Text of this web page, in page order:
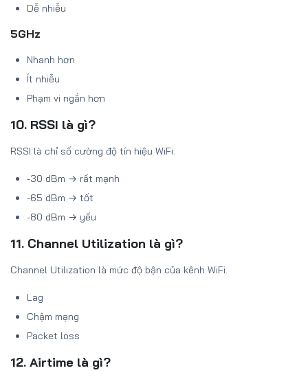
Dễ nhiễu
5GHz
Nhanh hơn
Ít nhiễu
Phạm vi ngắn hơn
10. RSSI là gì?
RSSI là chỉ số cường độ tín hiệu WiFi.
-30 dBm → rất mạnh
-65 dBm → tốt
-80 dBm → yếu
11. Channel Utilization là gì?
Channel Utilization là mức độ bận của kênh WiFi.
Lag
Chậm mạng
Packet loss
12. Airtime là gì?